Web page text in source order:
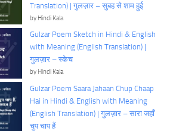
Translation) | गुलज़ार – सुबह से शाम हुई
by Hindi Kala
Gulzar Poem Sketch in Hindi & English
with Meaning (English Translation) |
गुलज़ार – स्केच
by Hindi Kala
Gulzar Poem Saara Jahaan Chup Chaap
Hai in Hindi & English with Meaning
(English Translation) | गुलज़ार – सारा जहाँ
चुप चाप हैं